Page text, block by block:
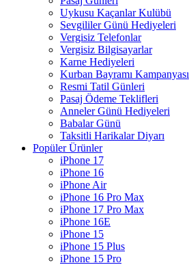
Uykusu Kaçanlar Kulübü
Sevgililer Günü Hediyeleri
Vergisiz Telefonlar
Vergisiz Bilgisayarlar
Karne Hediyeleri
Kurban Bayramı Kampanyası
Resmi Tatil Günleri
Pasaj Ödeme Teklifleri
Anneler Günü Hediyeleri
Babalar Günü
Taksitli Harikalar Diyarı
Popüler Ürünler
iPhone 17
iPhone 16
iPhone Air
iPhone 16 Pro Max
iPhone 17 Pro Max
iPhone 16E
iPhone 15
iPhone 15 Plus
iPhone 15 Pro